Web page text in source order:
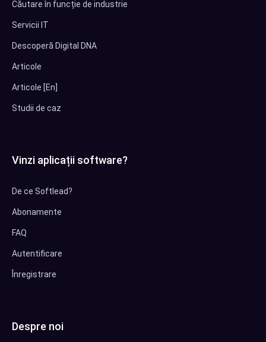
Căutare în funcție de industrie
Servicii IT
Descoperă Digital DNA
Articole
Articole [En]
Studii de caz
Vinzi aplicații software?
De ce Softlead?
Abonamente
FAQ
Autentificare
Înregistrare
Despre noi